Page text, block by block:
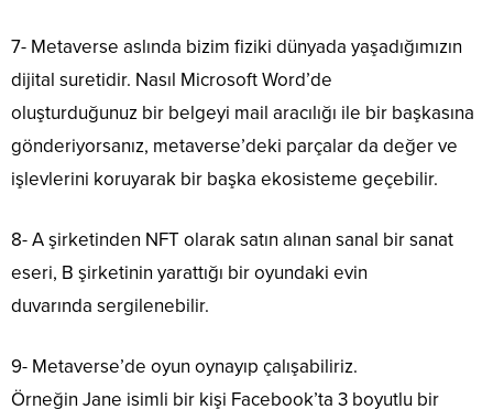
7- Metaverse aslında bizim fiziki dünyada yaşadığımızın
dijital suretidir. Nasıl Microsoft Word’de
oluşturduğunuz bir belgeyi mail aracılığı ile bir başkasına
gönderiyorsanız, metaverse’deki parçalar da değer ve
işlevlerini koruyarak bir başka ekosisteme geçebilir.
8- A şirketinden NFT olarak satın alınan sanal bir sanat
eseri, B şirketinin yarattığı bir oyundaki evin
duvarında sergilenebilir.
9- Metaverse’de oyun oynayıp çalışabiliriz.
Örneğin Jane isimli bir kişi Facebook’ta 3 boyutlu bir